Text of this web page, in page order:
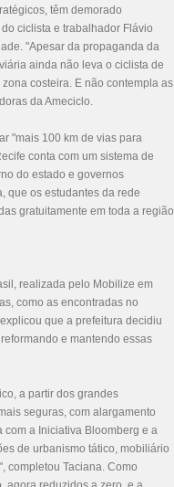
têm demorado
ciclista e trabalhador Flávio
"Apesar da propaganda da
ainda não leva o ciclista de
costeira. E não contempla as
da Ameciclo.
"mais 100 km de vias para
conta com um sistema de
do estado e governos
que os estudantes da rede
gratuitamente em toda a região
realizada pelo Mobilize em
como as encontradas no
que a prefeitura decidiu
e mantendo essas
a partir dos grandes
seguras, com alargamento
a Iniciativa Bloomberg e a
de urbanismo tático, mobiliário
completou Taciana. Como